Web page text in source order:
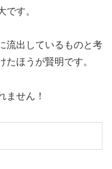
です。
流出しているものと考
たほうが賢明です。
ません！